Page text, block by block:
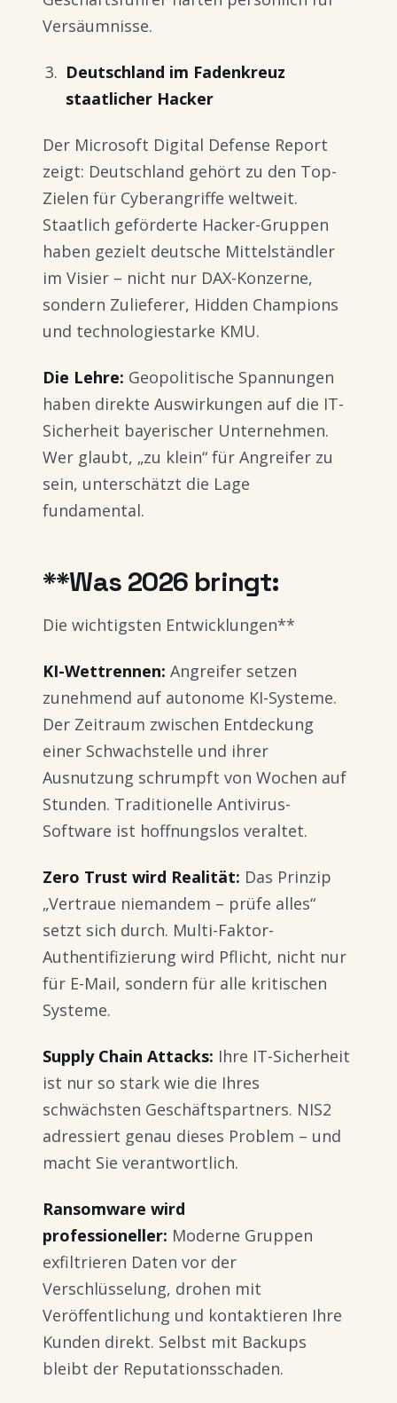
Versäumnisse.
Deutschland im Fadenkreuz
staatlicher Hacker
Der Microsoft Digital Defense Report
zeigt: Deutschland gehört zu den Top-
Zielen für Cyberangriffe weltweit.
Staatlich geförderte Hacker-Gruppen
haben gezielt deutsche Mittelständler
im Visier – nicht nur DAX-Konzerne,
sondern Zulieferer, Hidden Champions
und technologiestarke KMU.
Die Lehre: Geopolitische Spannungen
haben direkte Auswirkungen auf die IT-
Sicherheit bayerischer Unternehmen.
Wer glaubt, „zu klein“ für Angreifer zu
sein, unterschätzt die Lage
fundamental.
**Was 2026 bringt:
Die wichtigsten Entwicklungen**
KI-Wettrennen: Angreifer setzen
zunehmend auf autonome KI-Systeme.
Der Zeitraum zwischen Entdeckung
einer Schwachstelle und ihrer
Ausnutzung schrumpft von Wochen auf
Stunden. Traditionelle Antivirus-
Software ist hoffnungslos veraltet.
Zero Trust wird Realität: Das Prinzip
„Vertraue niemandem – prüfe alles“
setzt sich durch. Multi-Faktor-
Authentifizierung wird Pflicht, nicht nur
für E-Mail, sondern für alle kritischen
Systeme.
Supply Chain Attacks: Ihre IT-Sicherheit
ist nur so stark wie die Ihres
schwächsten Geschäftspartners. NIS2
adressiert genau dieses Problem – und
macht Sie verantwortlich.
Ransomware wird
professioneller: Moderne Gruppen
exfiltrieren Daten vor der
Verschlüsselung, drohen mit
Veröffentlichung und kontaktieren Ihre
Kunden direkt. Selbst mit Backups
bleibt der Reputationsschaden.